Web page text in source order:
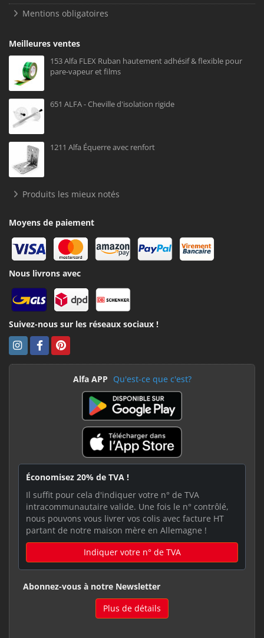
Mentions obligatoires
Meilleures ventes
153 Alfa FLEX Ruban hautement adhésif & flexible pour
pare-vapeur et films
651 ALFA - Cheville d'isolation rigide
1211 Alfa Équerre avec renfort
Produits les mieux notés
Moyens de paiement
Nous livrons avec
Suivez-nous sur les réseaux sociaux !
Alfa APP Qu'est-ce que c'est?
Économisez 20% de TVA !
Il suffit pour cela d'indiquer votre n° de TVA
intracommunautaire valide. Une fois le n° contrôlé,
nous pouvons vous livrer vos colis avec facture HT
partant de notre maison mère en Allemagne !
Indiquer votre n° de TVA
Abonnez-vous à notre Newsletter
Plus de détails